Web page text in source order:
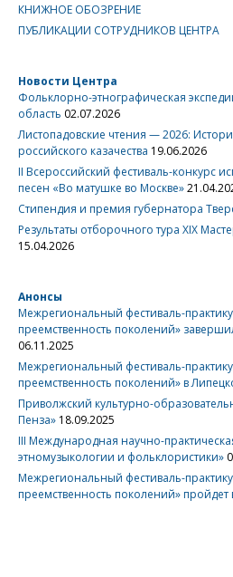
КНИЖНОЕ ОБОЗРЕНИЕ
ПУБЛИКАЦИИ СОТРУДНИКОВ ЦЕНТРА
Новости Центра
Фольклорно-этнографическая
область 02.07.2026
Листопадовские чтения — 2026:
российского казачества 19.06.2026
II Всероссийский фестиваль-конкурс
песен «Во матушке во Москве»
Стипендия и премия губернатора
Результаты отборочного тура XIX
15.04.2026
Анонсы
Межрегиональный фестиваль-
преемственность поколений»
06.11.2025
Межрегиональный фестиваль-
преемственность поколений» в
Приволжский культурно-
Пенза» 18.09.2025
III Международная научно-
этномузыкологии и фольклористики»
Межрегиональный фестиваль-
преемственность поколений» пройдет